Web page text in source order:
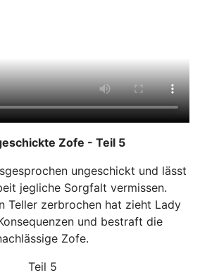
Zofe - Teil 5
ungeschickt und lässt
jegliche Sorgfalt vermissen.
Teller zerbrochen hat zieht Lady
und bestraft die
Zofe.
Teil 5